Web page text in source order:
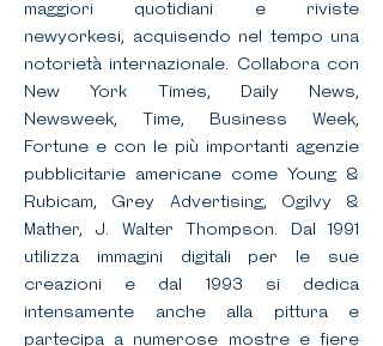
maggiori quotidiani e riviste
newyorkesi, acquisendo nel tempo una
notorietà internazionale. Collabora con
New York Times, Daily News,
Newsweek, Time, Business Week,
Fortune e con le più importanti agenzie
pubblicitarie americane come Young &
Rubicam, Grey Advertising, Ogilvy &
Mather, J. Walter Thompson. Dal 1991
utilizza immagini digitali per le sue
creazioni e dal 1993 si dedica
intensamente anche alla pittura e
partecipa a numerose mostre e fiere